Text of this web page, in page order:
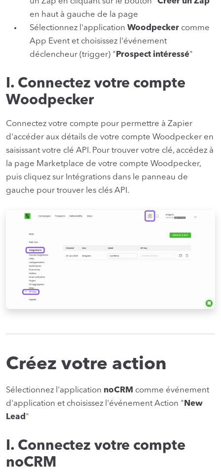
en haut à gauche de la page
Sélectionnez l'application Woodpecker comme
App Event et choisissez l'événement
déclencheur (trigger) " Prospect intéressé"
I. Connectez votre compte
Woodpecker
Connectez votre compte pour permettre à Zapier
d'accéder aux détails de votre compte Woodpecker en
saisissant votre clé API. Pour trouver votre clé, accédez à
la page Marketplace de votre compte Woodpecker,
puis cliquez sur Intégrations dans le panneau de
gauche pour trouver les clés API.
Créez votre action
Sélectionnez l'application noCRM comme événement
d'application et choisissez l'événement Action " New
Lead "
I. Connectez votre compte
noCRM